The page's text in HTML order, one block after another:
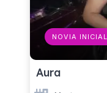
NOVIA INICIAL
Aura